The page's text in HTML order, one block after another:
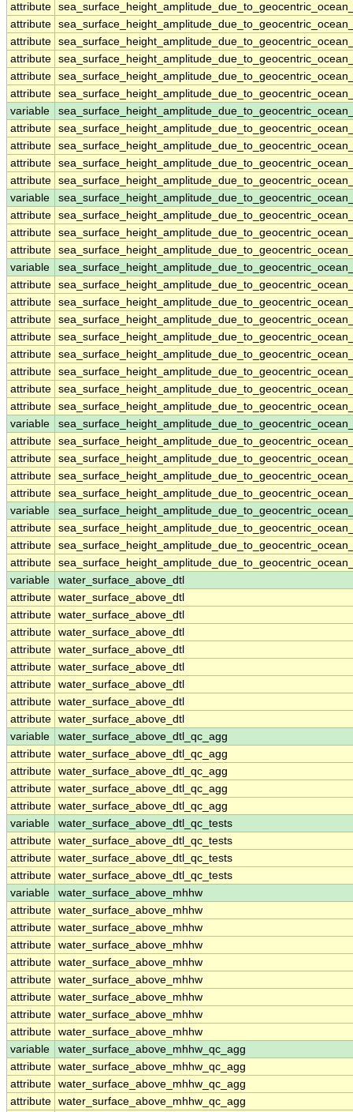
attribute
attribute
attribute
attribute
attribute
attribute
variable
attribute
attribute
attribute
attribute
variable
attribute
attribute
attribute
variable
attribute
attribute
attribute
attribute
attribute
attribute
attribute
attribute
variable
attribute
attribute
attribute
attribute
variable
attribute
attribute
attribute
variable
water_surface_above_dtl
attribute water_surface_above_dtl
attribute water_surface_above_dtl
attribute water_surface_above_dtl
attribute water_surface_above_dtl
attribute water_surface_above_dtl
attribute water_surface_above_dtl
attribute water_surface_above_dtl
attribute water_surface_above_dtl
variable
water_surface_above_dtl_qc_agg
attribute water_surface_above_dtl_qc_agg
attribute water_surface_above_dtl_qc_agg
attribute water_surface_above_dtl_qc_agg
attribute water_surface_above_dtl_qc_agg
variable
water_surface_above_dtl_qc_tests
attribute water_surface_above_dtl_qc_tests
attribute water_surface_above_dtl_qc_tests
attribute water_surface_above_dtl_qc_tests
variable
water_surface_above_mhhw
attribute water_surface_above_mhhw
attribute water_surface_above_mhhw
attribute water_surface_above_mhhw
attribute water_surface_above_mhhw
attribute water_surface_above_mhhw
attribute water_surface_above_mhhw
attribute water_surface_above_mhhw
attribute water_surface_above_mhhw
variable
water_surface_above_mhhw_qc_agg
attribute water_surface_above_mhhw_qc_agg
attribute water_surface_above_mhhw_qc_agg
attribute water_surface_above_mhhw_qc_agg